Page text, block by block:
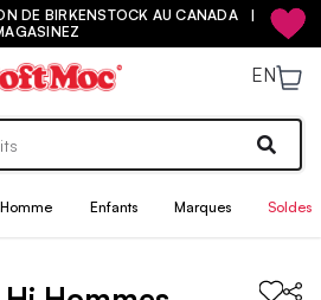
DE BIRKENSTOCK AU CANADA |
EN
Homme Enfants Marques Soldes